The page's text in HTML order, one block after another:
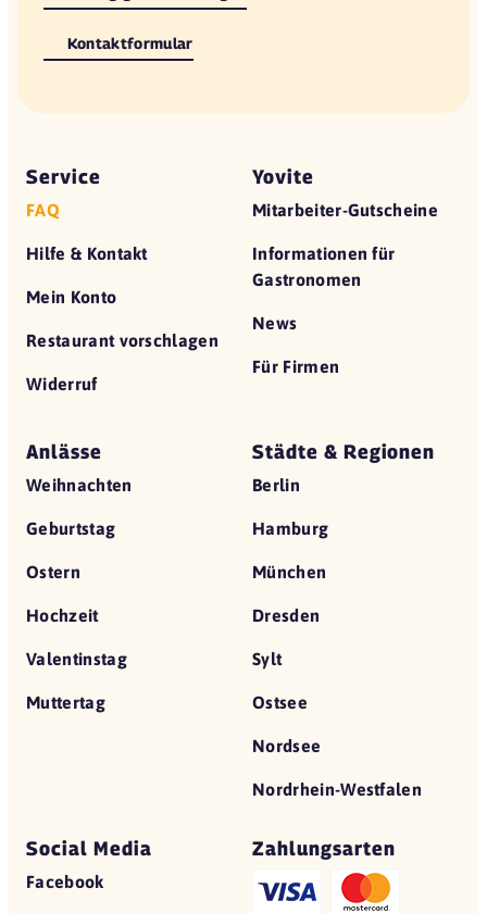
Kontaktformular
Service
FAQ
Hilfe & Kontakt
Mein Konto
Restaurant vorschlagen
Widerruf
Yovite
Mitarbeiter-Gutscheine
Informationen für
Gastronomen
News
Für Firmen
Anlässe
Weihnachten
Geburtstag
Ostern
Hochzeit
Valentinstag
Muttertag
Städte & Regionen
Berlin
Hamburg
München
Dresden
Sylt
Ostsee
Nordsee
Nordrhein-Westfalen
Social Media
Facebook
Zahlungsarten